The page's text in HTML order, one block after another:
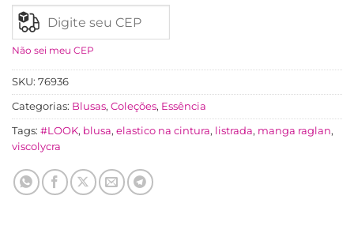
Não sei meu CEP
SKU: 76936
Categorias: Blusas, Coleções, Essência
Tags: #LOOK, blusa, elastico na cintura, listrada, manga raglan,
viscolycra